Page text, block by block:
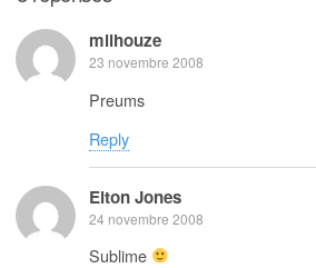
milhouze
23 novembre 2008
Preums
Reply
Elton Jones
24 novembre 2008
Sublime